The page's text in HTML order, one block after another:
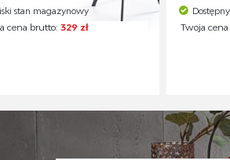
stan magazynowy
cena brutto:329 zł
Dostępny
Twoja